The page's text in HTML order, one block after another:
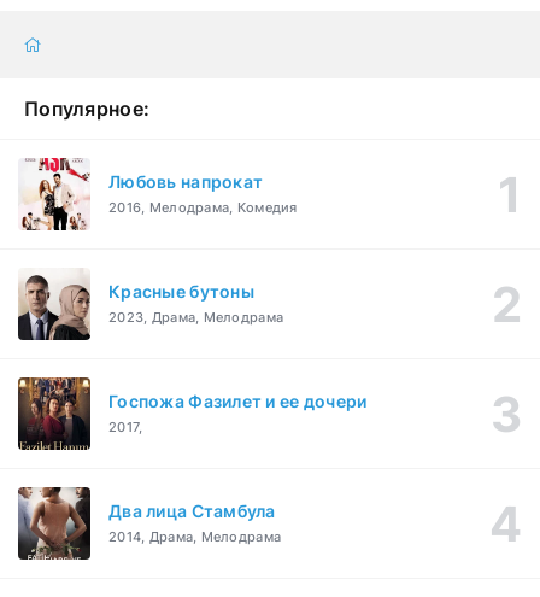
Популярное:
Любовь напрокат
2016, Мелодрама, Комедия
Красные бутоны
2023, Драма, Мелодрама
Госпожа Фазилет и ее дочери
2017,
Два лица Стамбула
2014, Драма, Мелодрама